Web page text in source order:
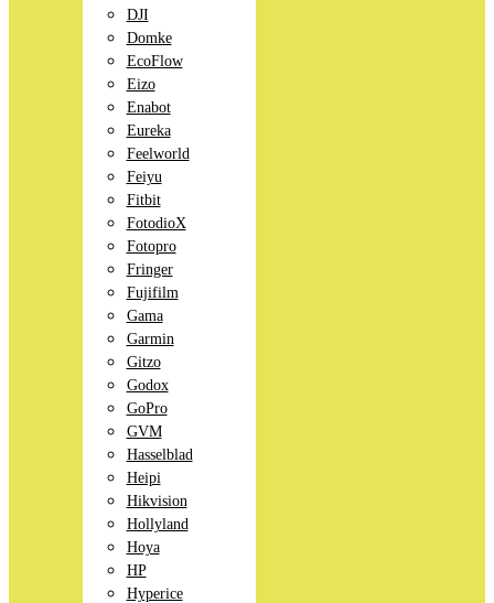
DJI
Domke
EcoFlow
Eizo
Enabot
Eureka
Feelworld
Feiyu
Fitbit
FotodioX
Fotopro
Fringer
Fujifilm
Gama
Garmin
Gitzo
Godox
GoPro
GVM
Hasselblad
Heipi
Hikvision
Hollyland
Hoya
HP
Hyperice